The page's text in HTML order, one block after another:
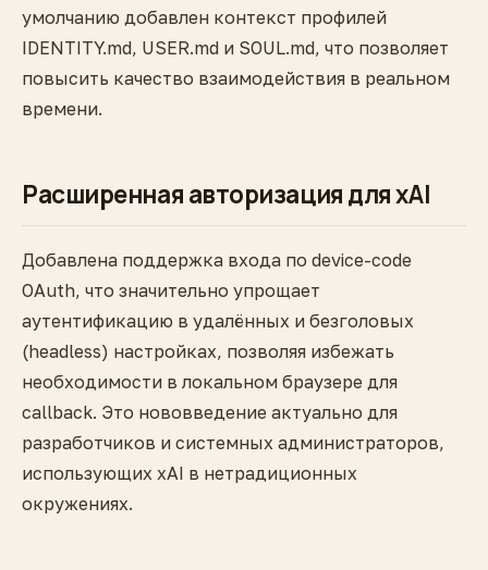
умолчанию добавлен контекст профилей
IDENTITY.md, USER.md и SOUL.md, что позволяет
повысить качество взаимодействия в реальном
времени.
Расширенная авторизация для xAI
Добавлена поддержка входа по device-code
OAuth, что значительно упрощает
аутентификацию в удалённых и безголовых
(headless) настройках, позволяя избежать
необходимости в локальном браузере для
callback. Это нововведение актуально для
разработчиков и системных администраторов,
использующих xAI в нетрадиционных
окружениях.